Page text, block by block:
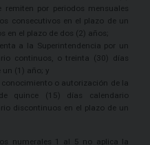
por periodos mensuales
consecutivos en el plazo de un
en el plazo de dos (2) años;
a la Superintendencia por un
continuos, o treinta (30) días
(1) año; y
o autorización de la
quince (15) días calendario
discontinuos en el plazo de un
numerales 1 al 5 no aplica la